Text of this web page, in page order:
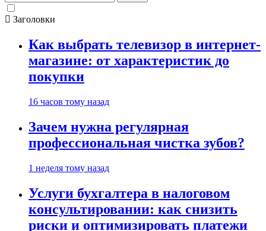
Заголовки
Как выбрать телевизор в интернет-
магазине: от характеристик до
покупки
16 часов тому назад
Зачем нужна регулярная
профессиональная чистка зубов?
1 неделя тому назад
Услуги бухгалтера в налоговом
консультировании: как снизить
риски и оптимизировать платежи